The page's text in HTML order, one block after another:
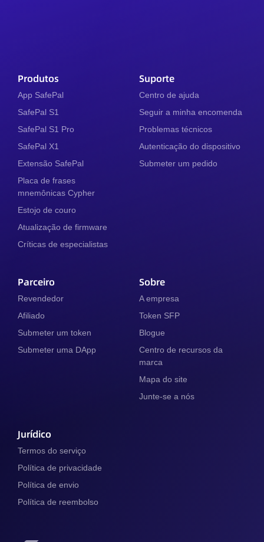
Produtos
App SafePal
SafePal S1
SafePal S1 Pro
SafePal X1
Extensão SafePal
Placa de frases
mnemônicas Cypher
Estojo de couro
Atualização de firmware
Críticas de especialistas
Suporte
Centro de ajuda
Seguir a minha encomenda
Problemas técnicos
Autenticação do dispositivo
Submeter um pedido
Parceiro
Revendedor
Afiliado
Submeter um token
Submeter uma DApp
Sobre
A empresa
Token SFP
Blogue
Centro de recursos da
marca
Mapa do site
Junte-se a nós
Jurídico
Termos do serviço
Política de privacidade
Política de envio
Política de reembolso